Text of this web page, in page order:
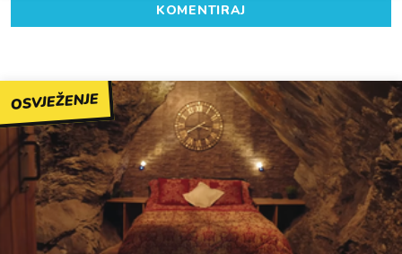
KOMENTIRAJ
OSVJEŽENJE